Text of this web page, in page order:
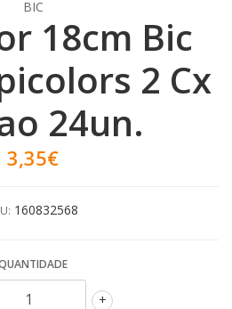
BIC
18cm Bic
2 Cx
24un.
3,35€
160832568
+